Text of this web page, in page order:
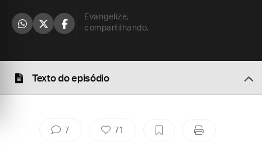
Evangelize,
compartilhando.
Texto do episódio
7 71